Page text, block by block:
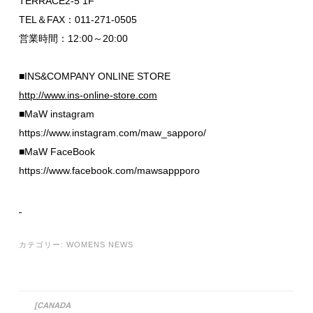
TEL＆FAX：011-271-0505
営業時間：12:00～20:00
■INS&COMPANY ONLINE STORE
http://www.ins-online-store.com
■MaW instagram
https://www.instagram.com/maw_sapporo/
■MaW FaceBook
https://www.facebook.com/mawsappporo
カテゴリー: WOMENS NEWS
[CANADA